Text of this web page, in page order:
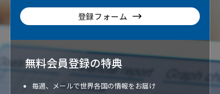
登録フォーム
無料会員登録の特典
毎週、メールで世界各国の情報をお届け